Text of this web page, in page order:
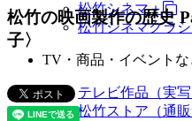
松竹シネマ＋
松竹シネマクラ
TV・商品・イベントな
テレビ作品（実写
松竹ストア（通販
松竹の映画製作の歴史
子〉